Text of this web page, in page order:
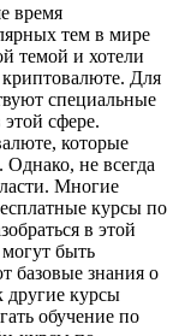
время
тем в мире
темой и хотели
криптовалюте. Для
специальные
сфере.
которые
Однако, не всегда
Многие
курсы по
в этой
быть
базовые знания о
другие курсы
обучение по